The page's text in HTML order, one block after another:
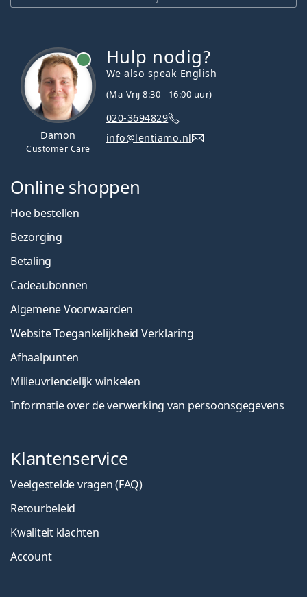
Damon
Customer Care
Hulp nodig?
We also speak English
(Ma-Vrij 8:30 - 16:00 uur)
020-3694829
info@lentiamo.nl
Online shoppen
Hoe bestellen
Bezorging
Betaling
Cadeaubonnen
Algemene Voorwaarden
Website Toegankelijkheid Verklaring
Afhaalpunten
Milieuvriendelijk winkelen
Informatie over de verwerking van persoonsgegevens
Klantenservice
Veelgestelde vragen (FAQ)
Retourbeleid
Kwaliteit klachten
Account